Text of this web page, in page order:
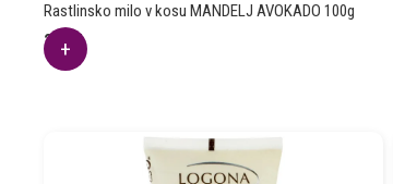
Rastlinsko milo v kosu MANDELJ AVOKADO 100g
2.75
€